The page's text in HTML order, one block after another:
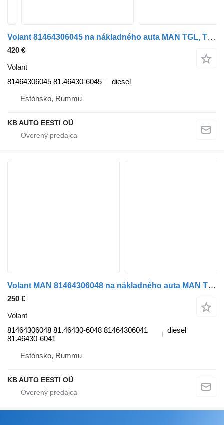
Volant 81464306045 na nákladného auta MAN TGL, TGM, TGS, TGX (2005-2021)
420 €
Volant
81464306045 81.46430-6045
diesel
Estónsko, Rummu
KB AUTO EESTI OÜ
Volant MAN 81464306048 na nákladného auta MAN TGL, TGM, TGS, TGX (2005-2021)
250 €
Volant
81464306048 81.46430-6048 81464306041
81.46430-6041
diesel
Estónsko, Rummu
KB AUTO EESTI OÜ